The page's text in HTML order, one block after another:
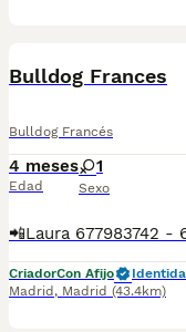
Bulldog Frances
Bulldog Francés
4 meses
Edad
1
Sexo
CriadorCon Afijo
Madrid , Madrid (43.4km)